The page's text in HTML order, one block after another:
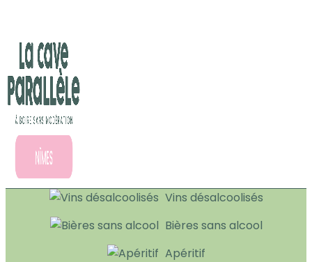
Vins désalcoolisés
Bières sans alcool
Apéritif